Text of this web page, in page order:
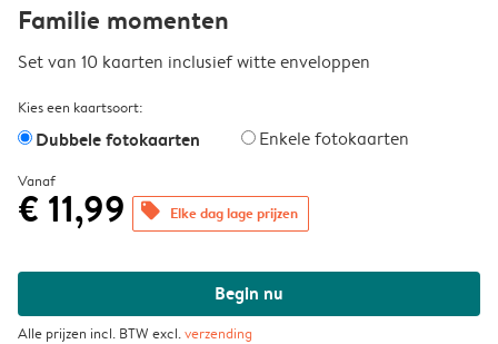
Familie momenten
Set van 10 kaarten inclusief witte enveloppen
Kies een kaartsoort:
Dubbele fotokaarten Enkele fotokaarten
Vanaf
€ 11,99 offers Elke dag lage prijzen
Begin nu
Alle prijzen incl. BTW excl.verzending